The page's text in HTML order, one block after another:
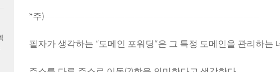
*주)—————————————————————–
필자가 생각하는 “도메인 포워딩”은 그 특정 도메인을 관리하는